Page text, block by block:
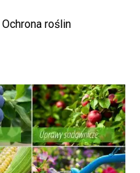
Ochrona roślin